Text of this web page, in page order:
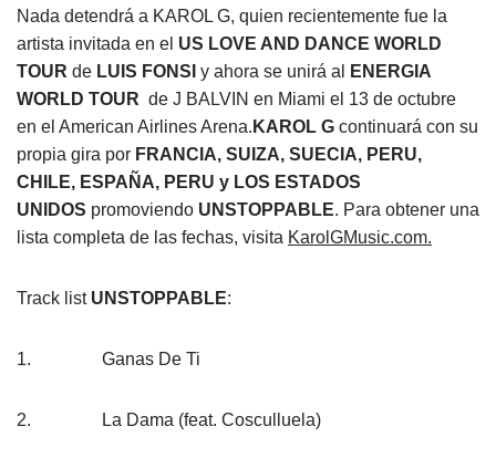
Nada detendrá a KAROL G, quien recientemente fue la
artista invitada en el US LOVE AND DANCE WORLD
TOUR de LUIS FONSI y ahora se unirá al
ENERGIA
WORLD TOUR de J BALVIN en Miami el 13 de octubre
en el American Airlines Arena. KAROL G continuará con su
propia gira por FRANCIA, SUIZA, SUECIA, PERU,
CHILE, ESPAÑA, PERU y LOS ESTADOS
UNIDOS promoviendo UNSTOPPABLE. Para obtener una
lista completa de las fechas, visita KarolGMusic.com.
Track list UNSTOPPABLE:
1. Ganas De Ti
2. La Dama (feat. Cosculluela)